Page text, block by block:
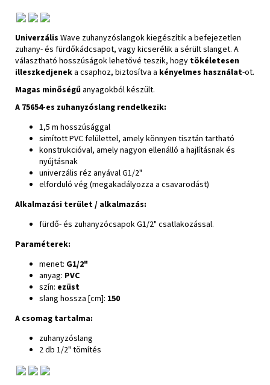
Univerzális Wave zuhanyzóslangok kiegészítik a befejezetlen
zuhany- és fürdőkádcsapot, vagy kicserélik a sérült slanget. A
választható hosszúságok lehetővé teszik, hogy tökéletesen
illeszkedjenek a csaphoz, biztosítva a kényelmes használat-ot.
Magas minőségű anyagokból készült.
A 75654-es zuhanyzóslang rendelkezik:
1,5 m hosszúsággal
simított PVC felülettel, amely könnyen tisztán tartható
konstrukcióval, amely nagyon ellenálló a hajlításnak és
nyújtásnak
univerzális réz anyával G1/2"
elforduló vég (megakadályozza a csavarodást)
Alkalmazási terület / alkalmazás:
fürdő- és zuhanyzócsapok G1/2" csatlakozással.
Paraméterek:
menet: G1/2"
anyag: PVC
szín: ezüst
slang hossza [cm]: 150
A csomag tartalma:
zuhanyzóslang
2 db 1/2" tömítés